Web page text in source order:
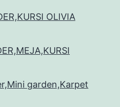
OLIVIA
garden,Karpet